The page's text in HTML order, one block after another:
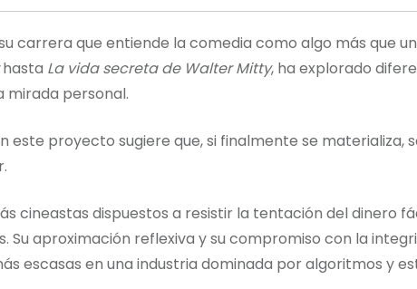
carrera que entiende la comedia como algo más que
hasta La vida secreta de Walter Mitty, ha explorado
mirada personal.
este proyecto sugiere que, si finalmente se materializa,
cineastas dispuestos a resistir la tentación del dinero
Su aproximación reflexiva y su compromiso con la
escasas en una industria dominada por algoritmos y